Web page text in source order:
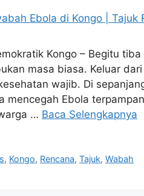
Kongo – Begitu
masa biasa. Keluar
wajib. Di
mencegah Ebola
… Baca Selengkapnya
, Kongo, Rencana,Tajuk,Wabah